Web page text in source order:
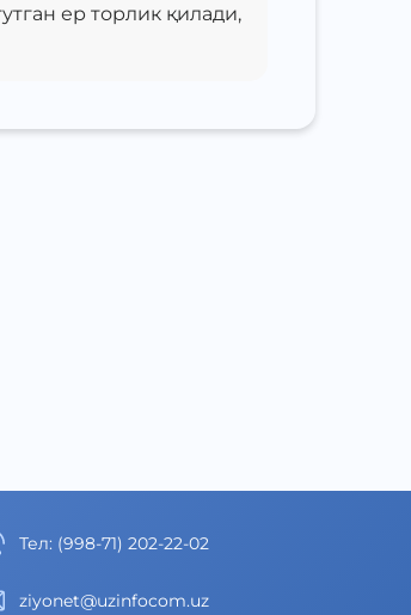
ер торлик қилади,
Тел: (998-71) 202-22-02
ziyonet@uzinfocom.uz